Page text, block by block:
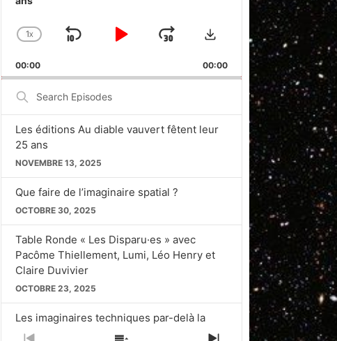
CHANGE
RATE
1X
SKIP
PLAYJUMP
FORWARD
Download
00:00 00:00
Search
Episodes
Les éditions Au diable vauvert fêtent leur
25 ans
NOVEMBRE 13, 2025
Que faire de l’imaginaire spatial ?
OCTOBRE 30, 2025
Table Ronde « Les Disparu·es » avec
Pacôme Thiellement, Lumi, Léo Henry et
Claire Duvivier
OCTOBRE 23, 2025
Les imaginaires techniques par-delà la
Silicon Valley